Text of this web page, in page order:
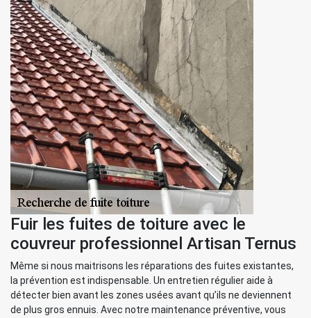
Fuir les fuites de toiture avec le
couvreur professionnel Artisan Ternus
Même si nous maitrisons les réparations des fuites existantes,
la prévention est indispensable. Un entretien régulier aide à
détecter bien avant les zones usées avant qu’ils ne deviennent
de plus gros ennuis. Avec notre maintenance préventive, vous